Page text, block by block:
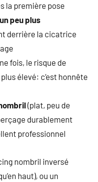
la première pose
un peu plus
derrière la cicatrice
fois, le risque de
élevé: c’est honnête
(plat, peu de
durablement
professionnel
nombril inversé
haut), ou un